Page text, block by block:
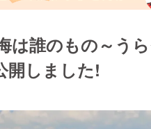
は誰のもの～う
開しました!